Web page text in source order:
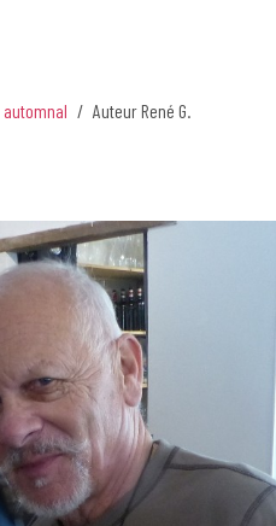
automnal Auteur René G.